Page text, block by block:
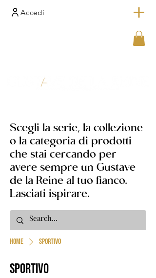
Accedi
Scegli la serie, la collezione
o la categoria di prodotti
che stai cercando per
avere sempre un Gustave
de la Reine al tuo fianco.
Lasciati ispirare.
Home Sportivo
Sportivo